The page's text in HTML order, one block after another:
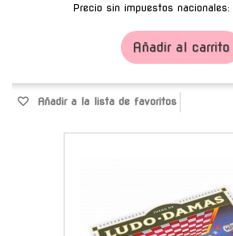
Precio sin impuestos
Añadir al carrito
Añadir a la lista de favoritos